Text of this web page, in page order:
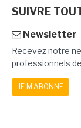
SUIVRE
Newsletter
Recevez notre
professionnels
JE M'ABONNE